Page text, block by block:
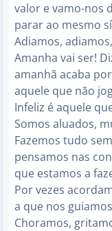
valor e vamo-nos
parar ao mesmo
Adiamos,
Amanha vai ser!
amanhã acaba
aquele que não
Infeliz é aquele
Somos aluados,
Fazemos tudo
pensamos nas
que estamos a
Por vezes
a que nos
Choramos,